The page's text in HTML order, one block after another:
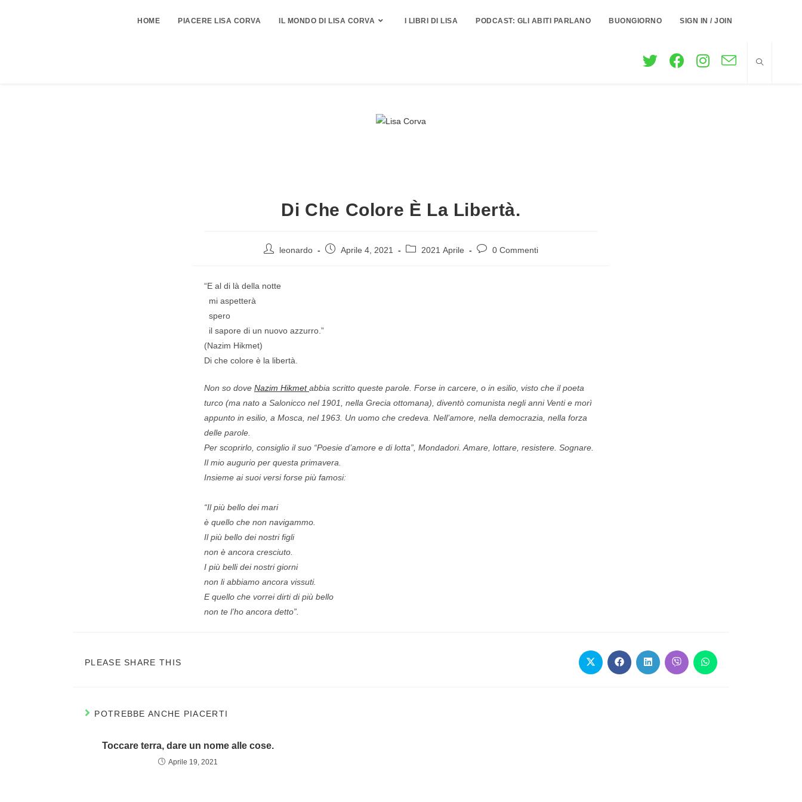
HOME PIACERE LISA CORVA IL MONDO DI LISA CORVA I LIBRI DI LISA PODCAST: GLI ABITI PARLANO BUONGIORNO SIGN IN / JOIN
Di Che Colore È La Libertà.
leonardo Aprile 4, 2021 2021 Aprile 0 Commenti
“E al di là della notte
mi aspetterà
spero
il sapore di un nuovo azzurro.”
(Nazim Hikmet)
Di che colore è la libertà.
Non so dove Nazim Hikmetabbia scritto queste parole. Forse in carcere, o in esilio, visto che il poeta
turco (ma nato a Salonicco nel 1901, nella Grecia ottomana), diventò comunista negli anni Venti e morì
appunto in esilio, a Mosca, nel 1963. Un uomo che credeva. Nell’amore, nella democrazia, nella forza
delle parole.
Per scoprirlo, consiglio il suo “Poesie d’amore e di lotta”, Mondadori. Amare, lottare, resistere. Sognare.
Il mio augurio per questa primavera.
Insieme ai suoi versi forse più famosi:
“Il più bello dei mari
è quello che non navigammo.
Il più bello dei nostri figli
non è ancora cresciuto.
I più belli dei nostri giorni
non li abbiamo ancora vissuti.
E quello che vorrei dirti di più bello
non te l’ho ancora detto”.
PLEASE SHARE THIS
POTREBBE ANCHE PIACERTI
Toccare terra, dare un nome alle cose.
Aprile 19, 2021